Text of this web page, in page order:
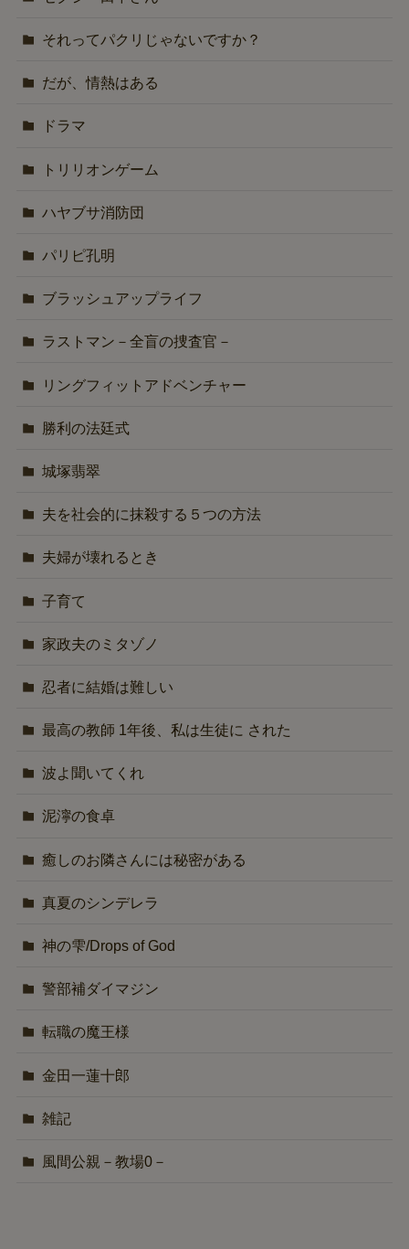
それってパクリじゃないですか？
だが、情熱はある
ドラマ
トリリオンゲーム
ハヤブサ消防団
パリピ孔明
ブラッシュアップライフ
ラストマン－全盲の捜査官－
リングフィットアドベンチャー
勝利の法廷式
城塚翡翠
夫を社会的に抹殺する５つの方法
夫婦が壊れるとき
子育て
家政夫のミタゾノ
忍者に結婚は難しい
最高の教師 1年後、私は生徒に された
波よ聞いてくれ
泥濘の食卓
癒しのお隣さんには秘密がある
真夏のシンデレラ
神の雫/Drops of God
警部補ダイマジン
転職の魔王様
金田一蓮十郎
雑記
風間公親－教場0－